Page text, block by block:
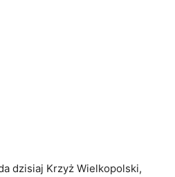
dzisiaj Krzyż Wielkopolski,